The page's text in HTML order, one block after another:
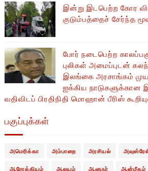
இன்று இடபெற்ற கோர
குடும்பத்தைச் சேர்ந்த
போர் நடைபெற்ற
புலிகள் அமைப்புடன்
இலங்கை அரசாங்கம்
ஐக்கிய நாடுகளுக்கான
வதிவிடப் பிரதிநிதி மொஹான் பீரிஸ்
பகுப்புக்கள்
அமெரிக்கா அம்பாறை அரசியல்
ஆரோக்கியம் ஆலயம் ஆளுநர் ஆன்மீகம்